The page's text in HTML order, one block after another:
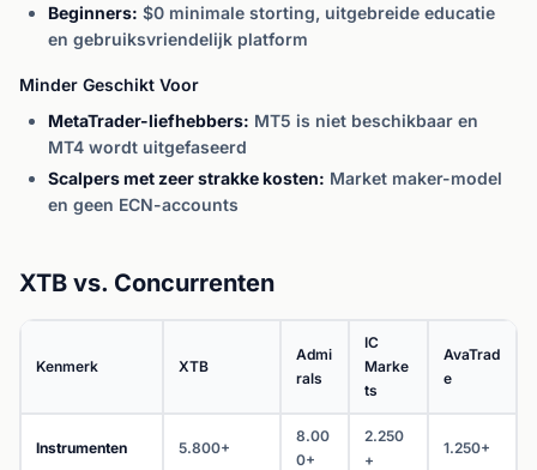
Beginners: $0 minimale storting, uitgebreide educatie
en gebruiksvriendelijk platform
Minder Geschikt Voor
MetaTrader-liefhebbers: MT5 is niet beschikbaar en
MT4 wordt uitgefaseerd
Scalpers met zeer strakke kosten: Market maker-model
en geen ECN-accounts
XTB vs. Concurrenten
Kenmerk XTB
Admi
rals
IC
Marke
ts
AvaTrad
e
Instrumenten 5.800+
8.00
0+
2.250
+
1.250+